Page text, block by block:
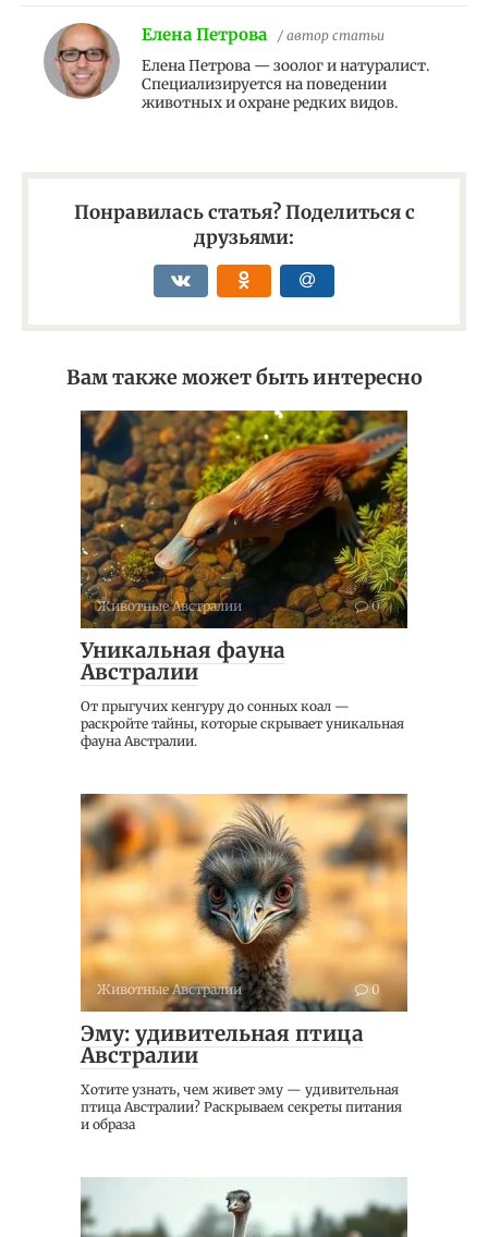
Елена Петрова / автор статьи
Елена Петрова — зоолог и натуралист.
Специализируется на поведении
животных и охране редких видов.
Понравилась статья? Поделиться с
друзьями:
Вам также может быть интересно
Животные Австралии 0
Уникальная фауна
Австралии
От прыгучих кенгуру до сонных коал —
раскройте тайны, которые скрывает уникальная
фауна Австралии.
Животные Австралии 0
Эму: удивительная птица
Австралии
Хотите узнать, чем живет эму — удивительная
птица Австралии? Раскрываем секреты питания
и образа